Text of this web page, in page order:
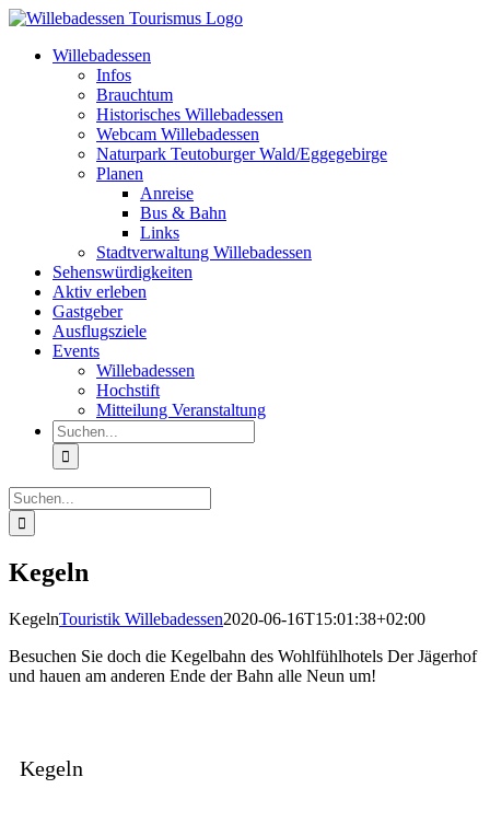
Zum
springenWillebadessen
Infos
Brauchtum
Historisches Willebadessen
Webcam Willebadessen
Naturpark Teutoburger Wald/Eggegebirge
Planen
Anreise
Bus & Bahn
Links
Stadtverwaltung Willebadessen
Sehenswürdigkeiten
Aktiv erleben
Gastgeber
Ausflugsziele
Events
Willebadessen
Hochstift
Mitteilung Veranstaltung
Suche
nach:
Suche
nach:
Kegeln
KegelnTouristik Willebadessen2020-06-16T15:01:38+02:00
Besuchen Sie doch die Kegelbahn des Wohlfühlhotels Der Jägerhof
und hauen am anderen Ende der Bahn alle Neun um!
Kegeln